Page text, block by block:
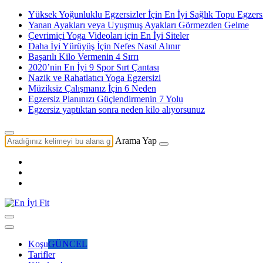
Yüksek Yoğunluklu Egzersizler İçin En İyi Sağlık Topu
Yanan Ayakları veya Uyuşmuş Ayakları Görmezden Gelme
Çevrimiçi Yoga Videoları için En İyi Siteler
Daha İyi Yürüyüş İçin Nefes Nasıl Alınır
Başarılı Kilo Vermenin 4 Sırrı
2020’nin En İyi 9 Spor Sırt Çantası
Nazik ve Rahatlatıcı Yoga Egzersizi
Müziksiz Çalışmanız İçin 6 Neden
Egzersiz Planınızı Güçlendirmenin 7 Yolu
Egzersiz yaptıktan sonra neden kilo alıyorsunuz
Arama Yap
KoşuGÜNCEL
Tarifler